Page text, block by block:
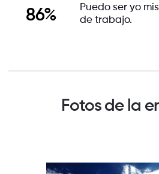
86%
Puedo ser yo
de trabajo.
Fotos de la